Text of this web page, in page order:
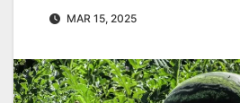
MAR 15, 2025